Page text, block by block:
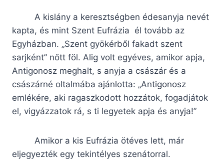
A kislány a keresztségben édesanyja nevét
kapta, és mint Szent Eufrázia él tovább az
Egyházban. „Szent gyökérből fakadt szent
sarjként” nőtt föl. Alig volt egyéves, amikor apja,
Antigonosz meghalt, s anyja a császár és a
császárné oltalmába ajánlotta: „Antigonosz
emlékére, aki ragaszkodott hozzátok, fogadjátok
el, vigyázzatok rá, s ti legyetek apja és anyja!”
Amikor a kis Eufrázia ötéves lett, már
eljegyezték egy tekintélyes szenátorral.